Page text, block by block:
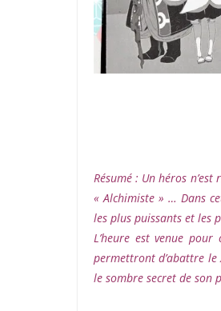
Résumé : Un héros
« Alchimiste » … Dans
les plus puissants et les
L’heure est venue
permettront d’abattre le
le sombre secret de son